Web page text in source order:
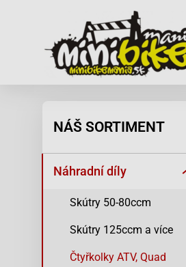
NÁŠ SORTIMENT
Náhradní díly
Skútry 50-80ccm
Skútry 125ccm a více
Čtyřkolky ATV, Quad